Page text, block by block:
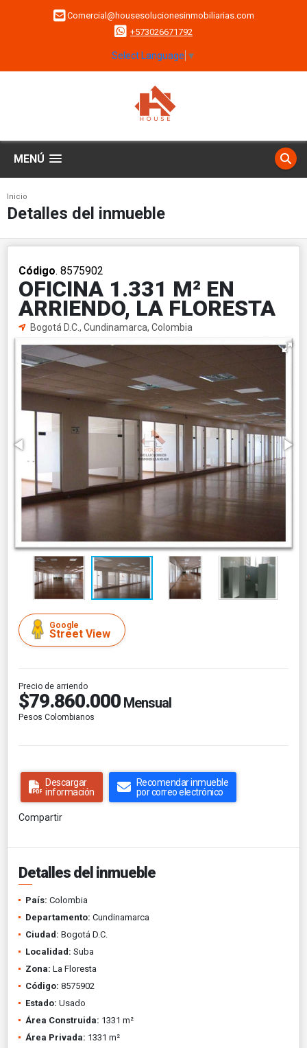
Comercial@housesolucionesinmobiliarias.com
+573026671792
Select Language ▼
MENÚ
Inicio
Detalles del inmueble
Código. 8575902
OFICINA 1.331 M² EN
ARRIENDO, LA FLORESTA
Bogotá D.C., Cundinamarca, Colombia
Google
Street View
Precio de arriendo
$79.860.000 Mensual
Pesos Colombianos
Descargar
información
Recomendar inmueble
por correo electrónico
Compartir
Detalles del inmueble
País: Colombia
Departamento: Cundinamarca
Ciudad: Bogotá D.C.
Localidad: Suba
Zona: La Floresta
Código: 8575902
Estado: Usado
Área Construida: 1331 m²
Área Privada: 1331 m²